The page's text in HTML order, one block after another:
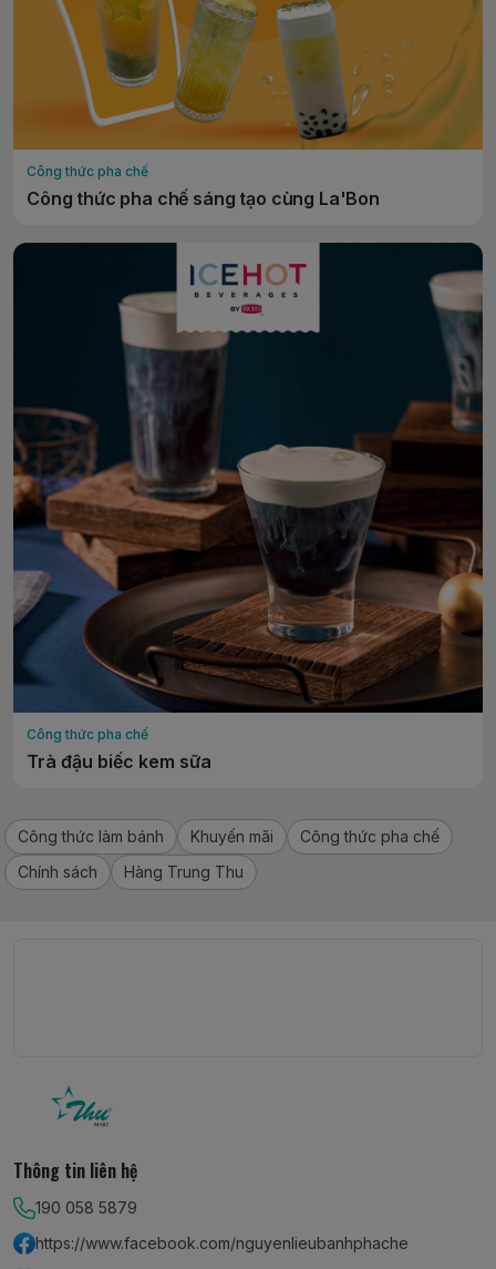
Công thức pha chế
Công thức pha chế sáng tạo cùng La'Bon
Công thức pha chế
Trà đậu biếc kem sữa
Công thức làm bánh Khuyến mãi
Công thức pha chế
Chính sách
Hàng Trung Thu
Thông tin liên hệ
190 058 5879
https://www.facebook.com/nguyenlieubanhphache